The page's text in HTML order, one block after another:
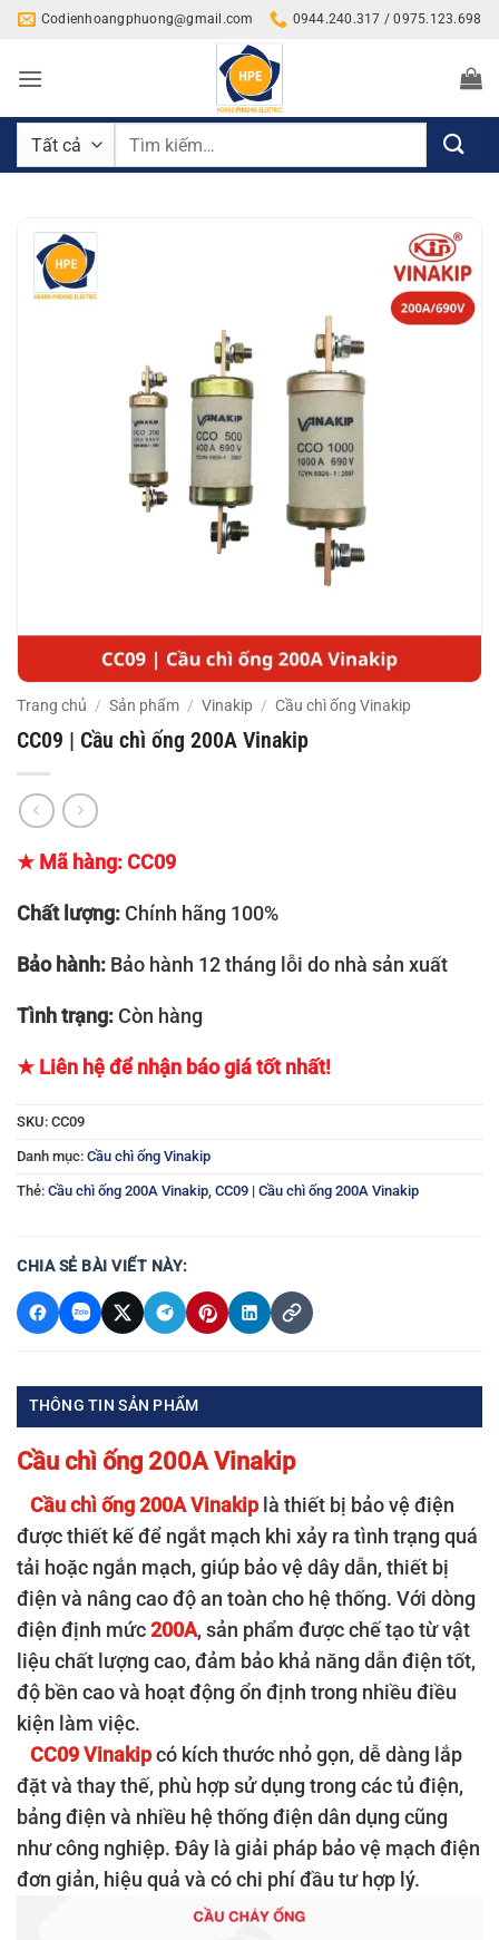
Bỏ
nội
Codienhoangphuong@gmail.com 0944.240.317 / 0975.123.698
Tìm
Trang chủ / Sản phẩm / Vinakip / Cầu chì ống Vinakip
CC09 | Cầu chì ống 200A Vinakip
★ Mã hàng: CC09
Chất lượng: Chính hãng 100%
Bảo hành: Bảo hành 12 tháng lỗi do nhà sản xuất
Tình trạng: Còn hàng
★ Liên hệ để nhận báo giá tốt nhất!
SKU: CC09
Danh mục: Cầu chì ống Vinakip
Thẻ: Cầu chì ống 200A Vinakip CC09 | Cầu chì ống 200A Vinakip
CHIA SẺ BÀI VIẾT NÀY:
THÔNG TIN SẢN PHẨM
Cầu chì ống 200AVinakip
Cầu chì ống 200A Vinakiplà thiết bị bảo vệ điện
được thiết kế để ngắt mạch khi xảy ra tình trạng quá
tải hoặc ngắn mạch, giúp bảo vệ dây dẫn, thiết bị
điện và nâng cao độ an toàn cho hệ thống. Với dòng
điện định mức200A, sản phẩm được chế tạo từ vật
liệu chất lượng cao, đảm bảo khả năng dẫn điện tốt,
độ bền cao và hoạt động ổn định trong nhiều điều
kiện làm việc.
CC09 Vinakipcó kích thước nhỏ gọn, dễ dàng lắp
đặt và thay thế, phù hợp sử dụng trong các tủ điện,
bảng điện và nhiều hệ thống điện dân dụng cũng
như công nghiệp. Đây là giải pháp bảo vệ mạch điện
đơn giản, hiệu quả và có chi phí đầu tư hợp lý.